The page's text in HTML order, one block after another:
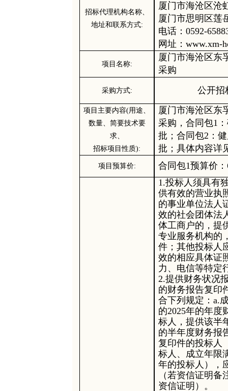
招标代理机构名称、
地址和联系方式:
厦门市海沧区沧
厦门市思明区莲
电话： 0592-
网址： www.xm-
项目名称:
厦门市海沧区东
采购
采购方式: 公开招
项目主要内容(用途、
数量、简要技术要
求、
招标项目性质):
厦门市海沧区东
采购 ，合同包1
批 ；合同包2：
批 ； 具体内容详
项目 预算价: 合同包1预算价：
1.投标人须具有
供有效的营业执
的事业单位法人
效的社会团体法
体工商户的，提
专业服务机构的
件；其他投标人
效的相应具体证
力、电信等特定
2.提供财务状况
的财务报告复印
合下列规定：a.
的2025年的年度
标人，提供该半
的半年度财务报
复印件的投标人
标人、成立年限
年的投标人），
（若资信证明
资信证明）。